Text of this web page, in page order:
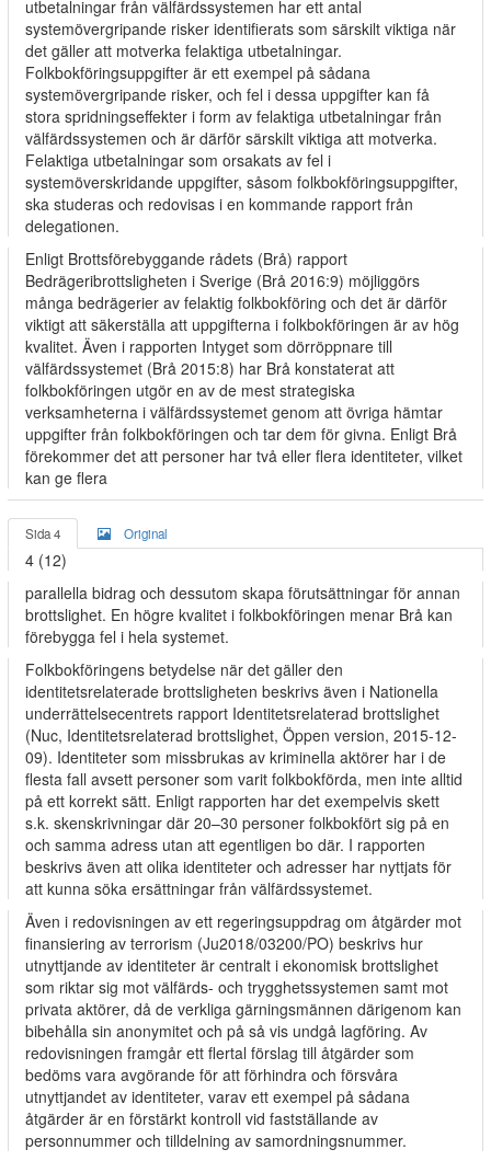
utbetalningar från välfärdssystemen har ett antal
systemövergripande risker identifierats som särskilt viktiga när
det gäller att motverka felaktiga utbetalningar.
Folkbokföringsuppgifter är ett exempel på sådana
systemövergripande risker, och fel i dessa uppgifter kan få
stora spridningseffekter i form av felaktiga utbetalningar från
välfärdssystemen och är därför särskilt viktiga att motverka.
Felaktiga utbetalningar som orsakats av fel i
systemöverskridande uppgifter, såsom folkbokföringsuppgifter,
ska studeras och redovisas i en kommande rapport från
delegationen.
Enligt Brottsförebyggande rådets (Brå) rapport
Bedrägeribrottsligheten i Sverige (Brå 2016:9) möjliggörs
många bedrägerier av felaktig folkbokföring och det är därför
viktigt att säkerställa att uppgifterna i folkbokföringen är av hög
kvalitet. Även i rapporten Intyget som dörröppnare till
välfärdssystemet (Brå 2015:8) har Brå konstaterat att
folkbokföringen utgör en av de mest strategiska
verksamheterna i välfärdssystemet genom att övriga hämtar
uppgifter från folkbokföringen och tar dem för givna. Enligt Brå
förekommer det att personer har två eller flera identiteter, vilket
kan ge flera
Sida 4 Original
4 (12)
parallella bidrag och dessutom skapa förutsättningar för annan
brottslighet. En högre kvalitet i folkbokföringen menar Brå kan
förebygga fel i hela systemet.
Folkbokföringens betydelse när det gäller den
identitetsrelaterade brottsligheten beskrivs även i Nationella
underrättelsecentrets rapport Identitetsrelaterad brottslighet
(Nuc, Identitetsrelaterad brottslighet, Öppen version, 2015-12-
09). Identiteter som missbrukas av kriminella aktörer har i de
flesta fall avsett personer som varit folkbokförda, men inte alltid
på ett korrekt sätt. Enligt rapporten har det exempelvis skett
s.k. skenskrivningar där 20–30 personer folkbokfört sig på en
och samma adress utan att egentligen bo där. I rapporten
beskrivs även att olika identiteter och adresser har nyttjats för
att kunna söka ersättningar från välfärdssystemet.
Även i redovisningen av ett regeringsuppdrag om åtgärder mot
finansiering av terrorism (Ju2018/03200/PO) beskrivs hur
utnyttjande av identiteter är centralt i ekonomisk brottslighet
som riktar sig mot välfärds- och trygghetssystemen samt mot
privata aktörer, då de verkliga gärningsmännen därigenom kan
bibehålla sin anonymitet och på så vis undgå lagföring. Av
redovisningen framgår ett flertal förslag till åtgärder som
bedöms vara avgörande för att förhindra och försvåra
utnyttjandet av identiteter, varav ett exempel på sådana
åtgärder är en förstärkt kontroll vid fastställande av
personnummer och tilldelning av samordningsnummer.